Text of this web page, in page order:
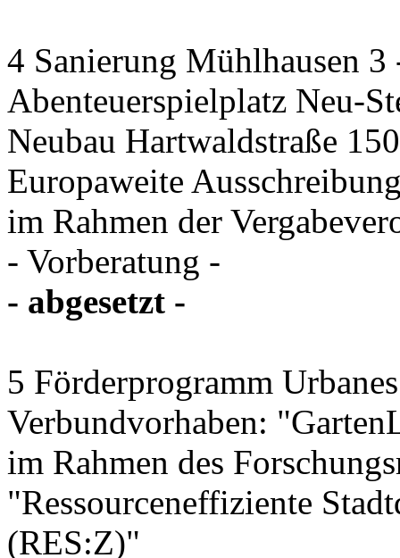
4 Sanierung Mühlhausen 3
Abenteuerspielplatz Neu-
Neubau Hartwaldstraße
Europaweite
im Rahmen der
- Vorberatung -
- abgesetzt -
5 Förderprogramm
Verbundvorhaben:
im Rahmen des
"Ressourceneffiziente
(RES:Z)"